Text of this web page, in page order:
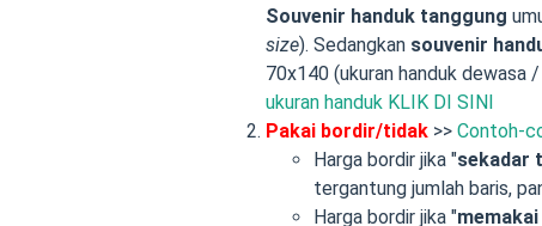
Souvenir handuk tanggung
size). Sedangkan souvenir
70x140 (ukuran handuk dewasa /
ukuran handuk KLIK DI SINI
Pakai bordir/tidak >> Contoh-
Harga bordir jika "sekadar
tergantung jumlah baris,
Harga bordir jika "